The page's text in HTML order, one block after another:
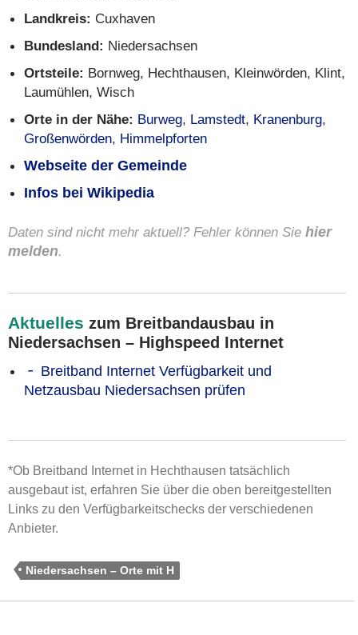
Landkreis: Cuxhaven
Bundesland: Niedersachsen
Ortsteile: Bornweg, Hechthausen, Kleinwörden, Klint,
Laumühlen, Wisch
Orte in der Nähe: Burweg, Lamstedt, Kranenburg,
Großenwörden, Himmelpforten
Webseite der Gemeinde
Infos bei Wikipedia
Daten sind nicht mehr aktuell? Fehler können Sie hier
melden.
Aktuelles zum Breitbandausbau in
Niedersachsen – Highspeed Internet
Breitband Internet Verfügbarkeit und
Netzausbau Niedersachsen prüfen
*Ob Breitband Internet in Hechthausen tatsächlich
ausgebaut ist, erfahren Sie über die oben bereitgestellten
Links zu den Verfügbarkeitschecks der verschiedenen
Anbieter.
Niedersachsen – Orte mit H